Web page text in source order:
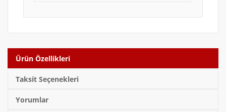
Ürün Özellikleri
Taksit Seçenekleri
Yorumlar